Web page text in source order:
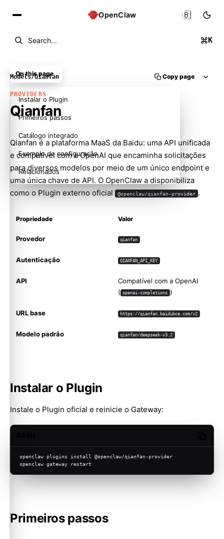
OpenClaw
Search... K
🇧🇷
Models/Qianfan Copy page
PROVIDERS
Qianfan
Qianfan é a plataforma MaaS da Baidu: uma API unificada
e compatível com a OpenAI que encaminha solicitações
para diversos modelos por meio de um único endpoint e
uma única chave de API. O OpenClaw a disponibiliza
como o Plugin externo oficial
@openclaw/qianfan-provider .
Propriedade Valor
Provedor qianfan
Autenticação QIANFAN_API_KEY
API
Compatível com a OpenAI
( openai-completions )
URL base https://qianfan.baidubce.com/v2
Modelo padrão qianfan/deepseek-v3.2
Instalar o Plugin
Instale o Plugin oficial e reinicie o Gateway:
openclaw plugins install @openclaw/qianfan-provider
openclaw gateway restart
Primeiros passos
On this page
Instalar o Plugin
Primeiros passos
Catálogo integrado
Exemplo de configuração
Relacionados